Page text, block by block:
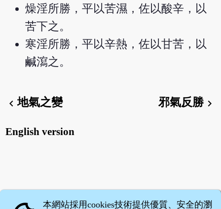
燥淫所勝，平以苦濕，佐以酸辛，以
苦下之。
寒淫所勝，平以辛熱，佐以甘苦，以
鹹瀉之。
chevron_left地氣之變 邪氣反勝chevron_right
English version
本網站採用cookies技術提供優質、安全的瀏